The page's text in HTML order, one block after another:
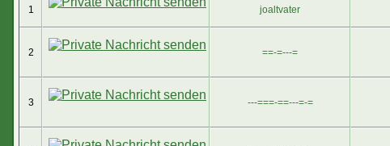
1 joaltvater
2 ==-=---=
3 ---===-==---=-=